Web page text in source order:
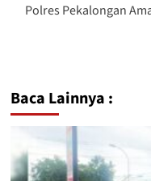
Polres Pekalongan
Baca Lainnya :